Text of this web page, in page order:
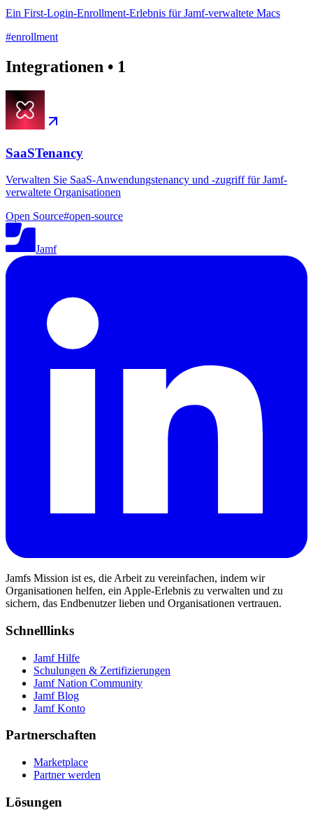
Ein First-Login-Enrollment-Erlebnis für Jamf-verwaltete Macs
#enrollment
Integrationen • 1
SaaSTenancy
Verwalten Sie SaaS-Anwendungstenancy und -zugriff für Jamf-
verwaltete Organisationen
Open Source#open-source
Jamf
Jamfs Mission ist es, die Arbeit zu vereinfachen, indem wir
Organisationen helfen, ein Apple-Erlebnis zu verwalten und zu
sichern, das Endbenutzer lieben und Organisationen vertrauen.
Schnelllinks
Jamf Hilfe
Schulungen & Zertifizierungen
Jamf Nation Community
Jamf Blog
Jamf Konto
Partnerschaften
Marketplace
Partner werden
Lösungen